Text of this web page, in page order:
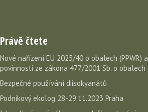
Právě čtete
Nové nařízení EU 2025/40 o obalech (PPWR) a
povinnosti ze zákona 477/2001 Sb. o obalech
Bezpečné používání diisokyanátů
Podnikový ekolog 28-29.11.2023 Praha